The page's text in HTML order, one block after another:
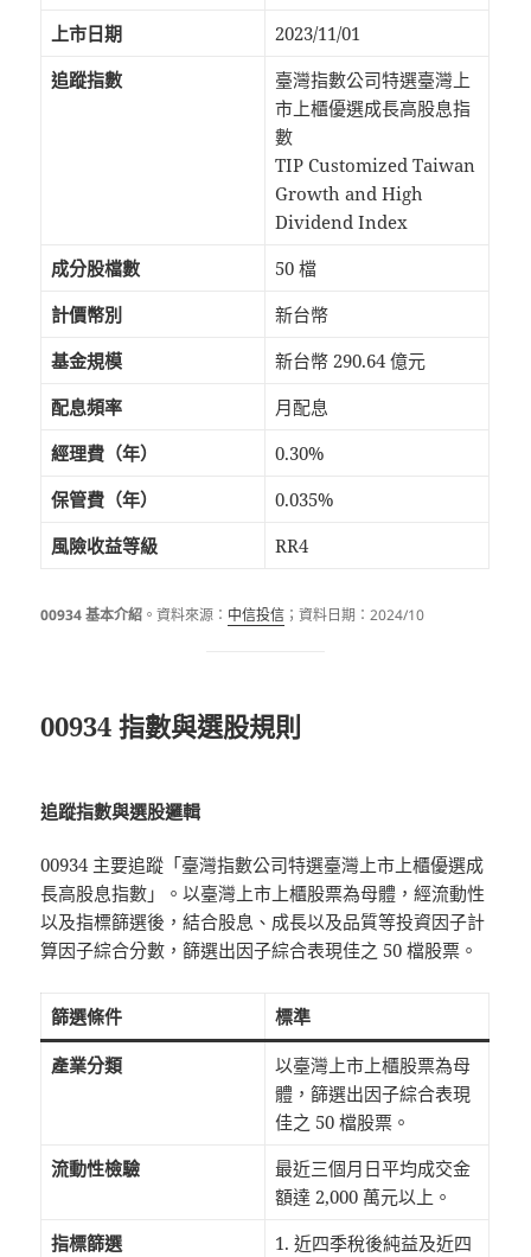
上市日期
2023/11/01
追蹤指數
臺灣指數公司特選臺灣上
市上櫃優選成長高股息指
數
TIP Customized Taiwan
Growth and High
Dividend Index
成分股檔數
50 檔
計價幣別
新台幣
基金規模
新台幣 290.64 億元
配息頻率
月配息
經理費（年）
0.30%
保管費（年）
0.035%
風險收益等級
RR4
00934 基本介紹 。資料來源： 中信投信 ；資料日期：2024/10
00934 指數與選股規則
追蹤指數與選股邏輯
00934 主要追蹤「臺灣指數公司特選臺灣上市上櫃優選成
長高股息指數」。以臺灣上市上櫃股票為母體，經流動性
以及指標篩選後，結合股息、成長以及品質等投資因子計
算因子綜合分數，篩選出因子綜合表現佳之 50 檔股票。
篩選條件 標準
產業分類
以臺灣上市上櫃股票為母
體，篩選出因子綜合表現
佳之 50 檔股票。
流動性檢驗
最近三個月日平均成交金
額達 2,000 萬元以上。
指標篩選
1. 近四季稅後純益及近四